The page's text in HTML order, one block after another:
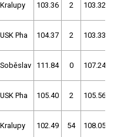
Kralupy 103.36 2 103.32
USK Pha 104.37 2 103.33
Soběslav 111.84 0 107.24
USK Pha 105.40 2 105.56
Kralupy 102.49 54 108.05